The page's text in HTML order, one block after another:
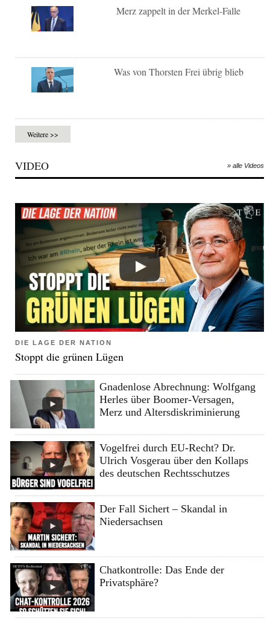
Merz zappelt in der Merkel-Falle
Was von Thorsten Frei übrig blieb
Weitere >>
VIDEO » alle Videos
DIE LAGE DER NATION
Stoppt die grünen Lügen
Gnadenlose Abrechnung: Wolfgang
Herles über Boomer-Versagen,
Merz und Altersdiskriminierung
Vogelfrei durch EU-Recht? Dr.
Ulrich Vosgerau über den Kollaps
des deutschen Rechtsschutzes
Der Fall Sichert – Skandal in
Niedersachsen
Chatkontrolle: Das Ende der
Privatsphäre?